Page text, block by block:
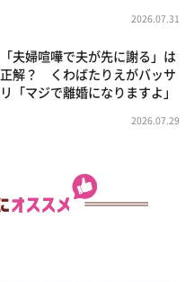
2026.07.31
「夫婦喧嘩で夫が先に謝る」は
正解？ くわばたりえがバッサ
リ「マジで離婚になりますよ」
2026.07.29